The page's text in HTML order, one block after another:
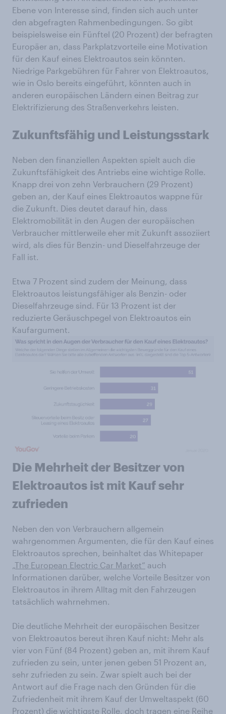
Ebene von Interesse sind, finden sich auch unter
den abgefragten Rahmenbedingungen. So gibt
beispielsweise ein Fünftel (20 Prozent) der befragten
Europäer an, dass Parkplatzvorteile eine Motivation
für den Kauf eines Elektroautos sein könnten.
Niedrige Parkgebühren für Fahrer von Elektroautos,
wie in Oslo bereits eingeführt, könnten auch in
anderen europäischen Ländern einen Beitrag zur
Elektrifizierung des Straßenverkehrs leisten.
Zukunftsfähig und Leistungsstark
Neben den finanziellen Aspekten spielt auch die
Zukunftsfähigkeit des Antriebs eine wichtige Rolle.
Knapp drei von zehn Verbrauchern (29 Prozent)
geben an, der Kauf eines Elektroautos wappne für
die Zukunft. Dies deutet darauf hin, dass
Elektromobilität in den Augen der europäischen
Verbraucher mittlerweile eher mit Zukunft assoziiert
wird, als dies für Benzin- und Dieselfahrzeuge der
Fall ist.
Etwa 7 Prozent sind zudem der Meinung, dass
Elektroautos leistungsfähiger als Benzin- oder
Dieselfahrzeuge sind. Für 13 Prozent ist der
reduzierte Geräuschpegel von Elektroautos ein
Kaufargument.
Die Mehrheit der Besitzer von
Elektroautos ist mit Kauf sehr
zufrieden
Neben den von Verbrauchern allgemein
wahrgenommen Argumenten, die für den Kauf eines
Elektroautos sprechen, beinhaltet das Whitepaper
„The European Electric Car Market“ auch
Informationen darüber, welche Vorteile Besitzer von
Elektroautos in ihrem Alltag mit den Fahrzeugen
tatsächlich wahrnehmen.
Die deutliche Mehrheit der europäischen Besitzer
von Elektroautos bereut ihren Kauf nicht: Mehr als
vier von Fünf (84 Prozent) geben an, mit ihrem Kauf
zufrieden zu sein, unter jenen geben 51 Prozent an,
sehr zufrieden zu sein. Zwar spielt auch bei der
Antwort auf die Frage nach den Gründen für die
Zufriedenheit mit ihrem Kauf der Umweltaspekt (60
Prozent) die wichtigste Rolle, doch tragen eine Reihe